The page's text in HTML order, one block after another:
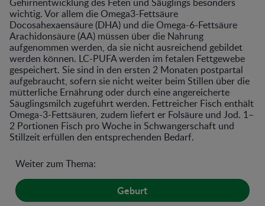
Gehirnentwicklung des Feten und Säuglings besonders
wichtig. Vor allem die Omega3-Fettsäure
Docosahexaensäure (DHA) und die Omega-6-Fettsäure
Arachidonsäure (AA) müssen über die Nahrung
aufgenommen werden, da sie nicht ausreichend gebildet
werden können. LC-PUFA werden im fetalen Fettgewebe
gespeichert. Sie sind in den ersten 2 Monaten postpartal
aufgebraucht, sofern sie nicht weiter beim Stillen über die
mütterliche Ernährung oder durch eine angereicherte
Säuglingsmilch zugeführt werden. Fettreicher Fisch enthält
Omega-3-Fettsäuren, zudem liefert er Folsäure und Jod. 1–
2 Portionen Fisch pro Woche in Schwangerschaft und
Stillzeit erfüllen den entsprechenden Bedarf.
Weiter zum Thema:
Geburt